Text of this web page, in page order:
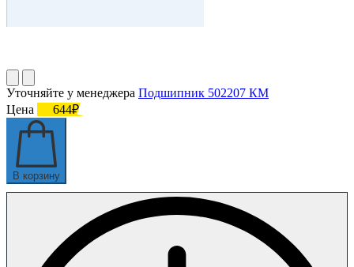
Уточняйте у менеджера Подшипник 502207 КМ
Цена
644₽
В корзину